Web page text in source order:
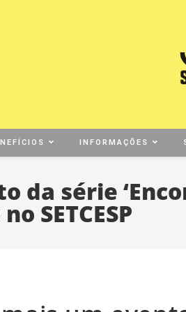
INFORMAÇÕES
da série
SETCESP